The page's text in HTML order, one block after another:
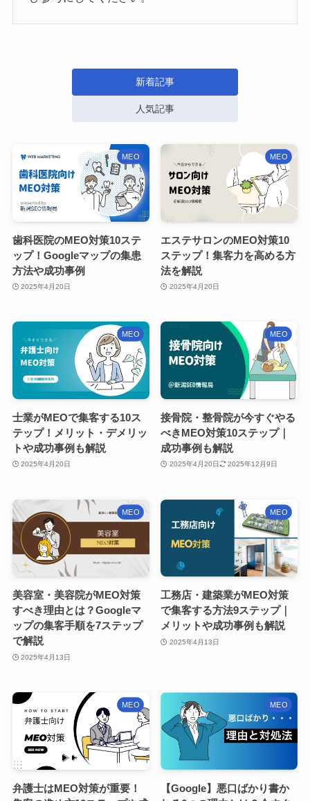
新着記事
人気記事
MEO
歯科医院のMEO対策10ステ
ップ！Googleマップの集患
方法や成功事例
2025年4月20日
MEO
エステサロンのMEO対策10
ステップ！集客力を高める方
法を解説
2025年4月20日
MEO
士業がMEOで集客する10ス
テップ！メリット・デメリッ
トや成功事例も解説
2025年4月20日
MEO
接骨院・整骨院が今すぐやる
べきMEO対策10ステップ｜
成功事例も解説
2025年4月20日 2025年12月9日
MEO
美容室・美容院がMEO対策
すべき理由とは？Googleマ
ップの集客手順を7ステップ
で解説
2025年4月13日
MEO
工務店・建築業がMEO対策
で集客する方法9ステップ｜
メリットや成功事例も解説
2025年4月13日
MEO
弁護士はMEO対策が重要！
MEO
【Google】悪口ばかり書か